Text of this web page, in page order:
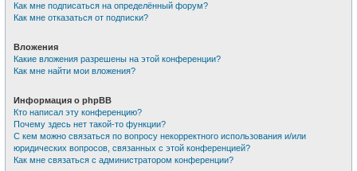
Как мне подписаться на определённый форум?
Как мне отказаться от подписки?
Вложения
Какие вложения разрешены на этой конференции?
Как мне найти мои вложения?
Информация о phpBB
Кто написал эту конференцию?
Почему здесь нет такой-то функции?
С кем можно связаться по вопросу некорректного использования и/или
юридических вопросов, связанных с этой конференцией?
Как мне связаться с администратором конференции?